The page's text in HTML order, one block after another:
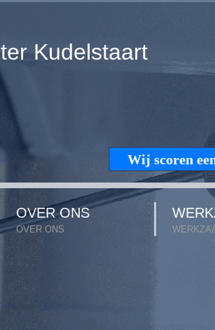
Kudelstaart
OVER ONS
OVER ONS